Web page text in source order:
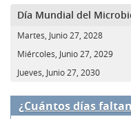
Día Mundial del
Martes, Junio 27, 2028
Miércoles, Junio 27, 2029
Jueves, Junio 27, 2030
¿Cuántos días